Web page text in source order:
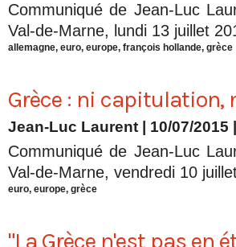
Communiqué de Jean-Luc
Val-de-Marne, lundi 13 juillet
allemagne, euro, europe, françois hollande, grèce
Grèce : ni
Jean-Luc Laurent | 10/07/2015
Communiqué de Jean-Luc
Val-de-Marne, vendredi 10
euro, europe, grèce
"La Grèce n'est pas en